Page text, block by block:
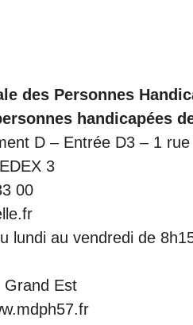
des Personnes
handicapées
D – Entrée D3 – 1
3
00
lundi au vendredi de
Grand Est